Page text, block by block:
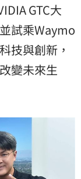
GTC大
試乘Waymo
技與創新，
變未來生